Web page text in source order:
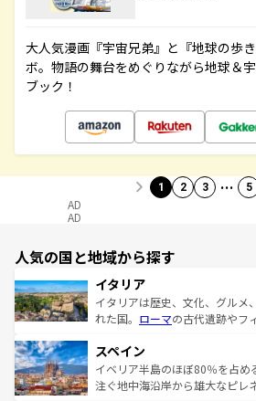
大人気漫画『宇宙兄弟』と『地球の歩
ボ。物語の舞台をめぐりながら地球＆
ブック！
1 2 3 … 5
AD
AD
人気の国と地域から探す
イタリア
イタリアは歴史、文化、グルメ
れた国。 ローマの古代遺跡やフ
ろん、トスカーナの美しい田園
景など、自然景観も見逃せない
ピザやパスタなど、絶品のイタ
スペイン
イベリア半島のほぼ80％を占め
注ぐ地中海沿岸から雄大なピレ